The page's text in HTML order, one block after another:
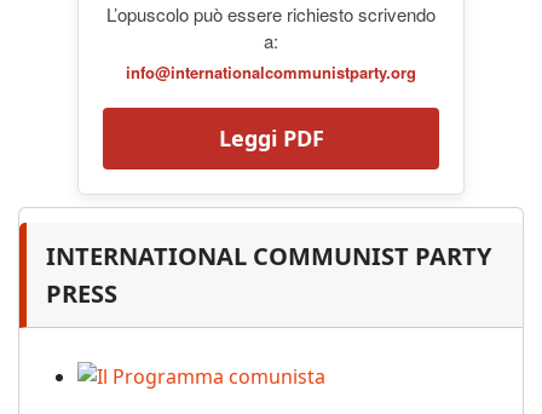
L’opuscolo può essere richiesto scrivendo
a:
info@internationalcommunistparty.org
Leggi PDF
INTERNATIONAL COMMUNIST PARTY
PRESS